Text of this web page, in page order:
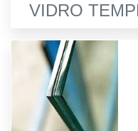
VIDRO